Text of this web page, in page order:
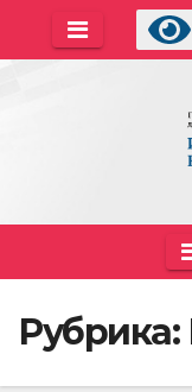
Рубрика: